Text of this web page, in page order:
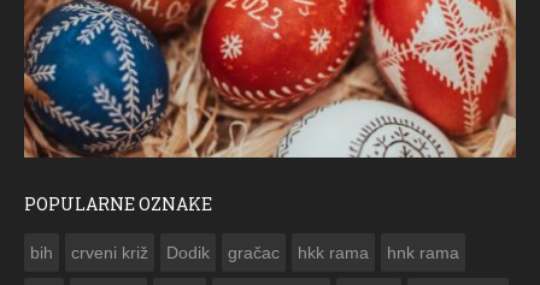
POPULARNE OZNAKE
bih crveni križ Dodik gračac hkk rama hnk rama